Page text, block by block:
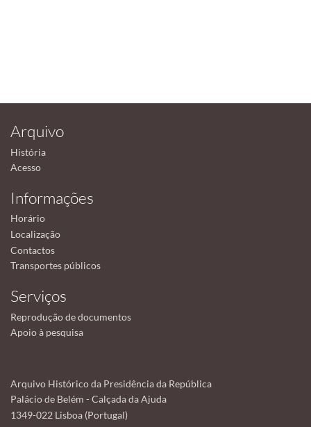
Arquivo
História
Acesso
Informações
Horário
Localização
Contactos
Transportes públicos
Serviços
Reprodução de documentos
Apoio à pesquisa
Arquivo Histórico da Presidência da República
Palácio de Belém - Calçada da Ajuda
1349-022 Lisboa (Portugal)